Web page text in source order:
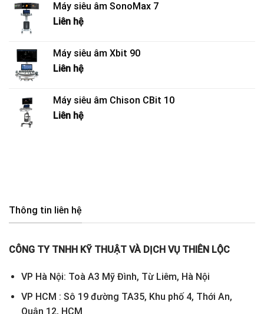
Máy siêu âm SonoMax 7
Liên hệ
Máy siêu âm Xbit 90
Liên hệ
Máy siêu âm Chison CBit 10
Liên hệ
Thông tin liên hệ
CÔNG TY TNHH KỸ THUẬT VÀ DỊCH VỤ THIÊN LỘC
VP Hà Nội: Toà A3 Mỹ Đình, Từ Liêm, Hà Nội
VP HCM : Sô 19 đường TA35, Khu phố 4, Thới An,
Quận 12, HCM